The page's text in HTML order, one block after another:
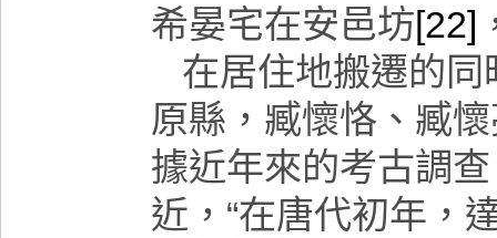
希晏宅在安邑坊[22]
在居住地搬遷的
原縣，臧懷恪、臧
據近年來的考古調
近，“在唐代初年，